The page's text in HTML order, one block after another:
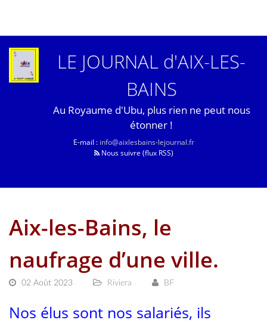
LE JOURNAL d'AIX-LES-
BAINS
Au Royaume d'Ubu, plus rien ne peut nous
étonner !
E-mail : info@aixlesbains-lejournal.fr
Nous suivre (flux RSS)
Aix-les-Bains, le
naufrage d’une ville.
02 Août 2023 Riviera BF
Nos élus sont nos salariés, ils